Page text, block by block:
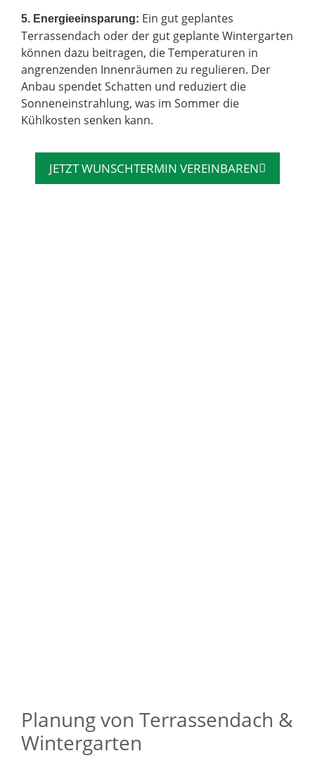
5. Energieeinsparung: Ein gut geplantes
Terrassendach oder der gut geplante Wintergarten
können dazu beitragen, die Temperaturen in
angrenzenden Innenräumen zu regulieren. Der
Anbau spendet Schatten und reduziert die
Sonneneinstrahlung, was im Sommer die
Kühlkosten senken kann.
JETZT WUNSCHTERMIN VEREINBAREN
Planung von Terrassendach &
Wintergarten